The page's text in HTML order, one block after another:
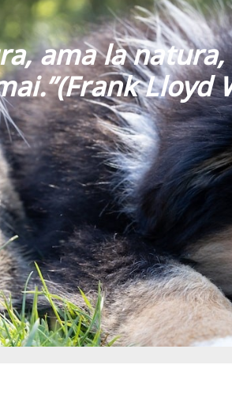
ama la
.”(Frank Lloyd